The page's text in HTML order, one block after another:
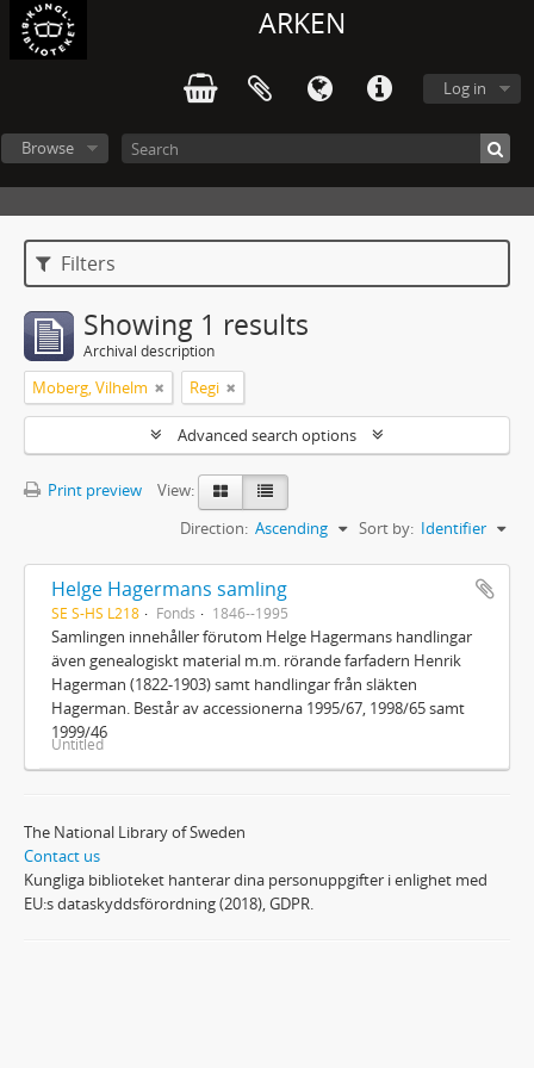
ARKEN
Log in
Browse
Filters
Showing 1 results
Archival description
Moberg, Vilhelm Regi
Advanced search options
Print preview
View:
Sort by: Identifier
Direction: Ascending
Helge Hagermans samling
SE S-HS L218 Fonds 1846--1995
Samlingen innehåller förutom Helge Hagermans handlingar
även genealogiskt material m.m. rörande farfadern Henrik
Hagerman (1822-1903) samt handlingar från släkten
Hagerman. Består av accessionerna 1995/67, 1998/65 samt
1999/46
Untitled
The National Library of Sweden
Contact us
Kungliga biblioteket hanterar dina personuppgifter i enlighet med
EU:s dataskyddsförordning (2018), GDPR.